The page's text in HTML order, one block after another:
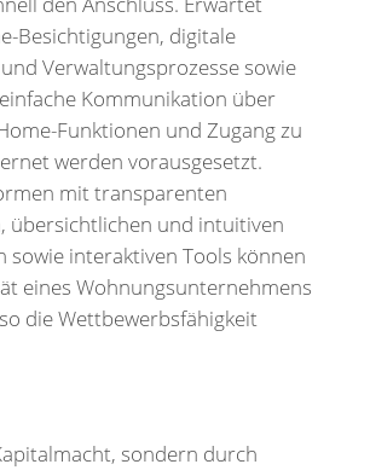
Besichtigungen, digitale
Verwaltungsprozesse sowie
Kommunikation über
Funktionen und Zugang zu
werden vorausgesetzt.
mit transparenten
übersichtlichen und intuitiven
sowie interaktiven Tools können
eines Wohnungsunternehmens
die Wettbewerbsfähigkeit
sondern durch